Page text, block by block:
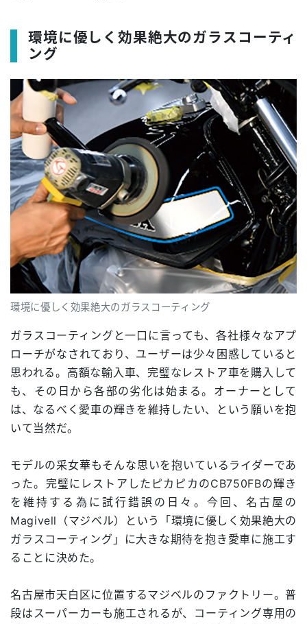
環境に優しく効果絶大のガラスコーティ
ング
環境に優しく効果絶大のガラスコーティング
ガラスコーティングと一口に言っても、各社様々なアプ
ローチがなされており、ユーザーは少々困惑していると
思われる。高額な輸入車、完璧なレストア車を購入して
も、その日から各部の劣化は始まる。オーナーとして
は、なるべく愛車の輝きを維持したい、という願いを抱
いて当然だ。
モデルの采女華もそんな思いを抱いているライダーであ
った。完璧にレストアしたピカピカのCB750FBの輝き
を維持する為に試行錯誤の日々。今回、名古屋の
Magivell（マジベル）という「環境に優しく効果絶大の
ガラスコーティング」に大きな期待を抱き愛車に施工す
ることに決めた。
名古屋市天白区に位置するマジベルのファクトリー。普
段はスーパーカーも施工されるが、コーティング専用の